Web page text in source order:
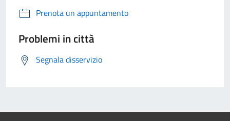
Prenota un appuntamento
Problemi in città
Segnala disservizio